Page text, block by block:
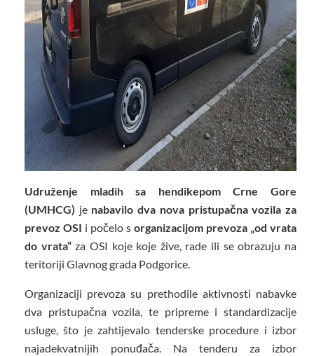
Udruženje mladih sa hendikepom Crne Gore
(UMHCG) je nabavilo dva nova pristupačna vozila za
prevoz OSI i počelo s organizacijom prevoza „od vrata
do vrata“za OSI koje koje žive, rade ili se obrazuju na
teritoriji Glavnog grada Podgorice.
Organizaciji prevoza su prethodile aktivnosti nabavke
dva pristupačna vozila, te pripreme i standardizacije
usluge, što je zahtijevalo tenderske procedure i izbor
najadekvatnijih ponuđača. Na tenderu za izbor